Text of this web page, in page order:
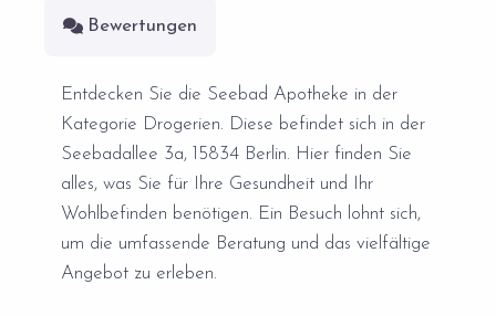
Bewertungen
Entdecken Sie die Seebad Apotheke in der
Kategorie Drogerien. Diese befindet sich in der
Seebadallee 3a, 15834 Berlin. Hier finden Sie
alles, was Sie für Ihre Gesundheit und Ihr
Wohlbefinden benötigen. Ein Besuch lohnt sich,
um die umfassende Beratung und das vielfältige
Angebot zu erleben.